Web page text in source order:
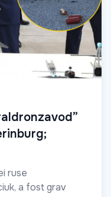
ruse
a fost grav